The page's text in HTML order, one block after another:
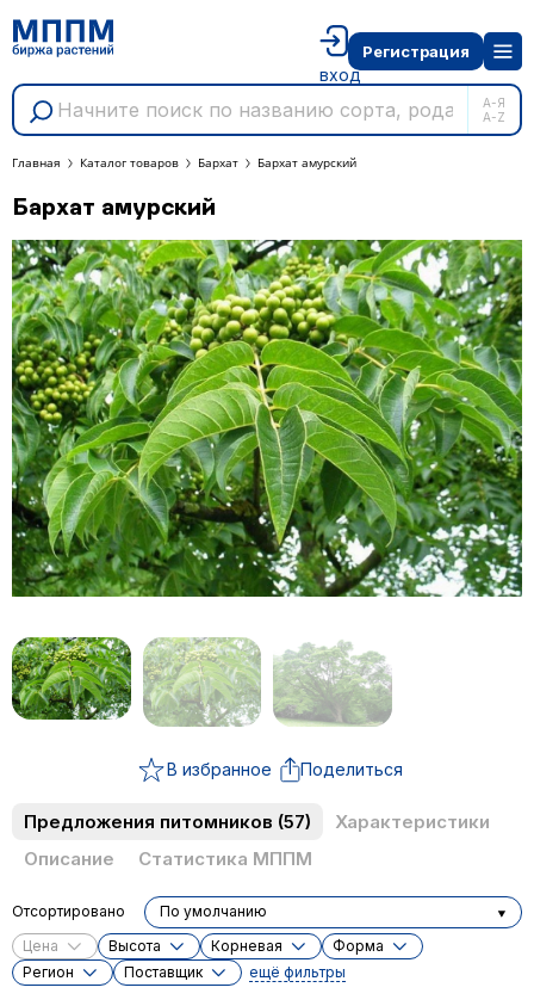
А-Я
A-Z
вход
Регистрация
Главная Каталог товаров Бархат Бархат амурский
Бархат амурский
В избранное Поделиться
Предложения питомников (57)
Характеристики
Описание
Статистика МППМ
Цена Высота Корневая
Форма
Регион
Поставщик ещё фильтры
Отсортировано По умолчанию